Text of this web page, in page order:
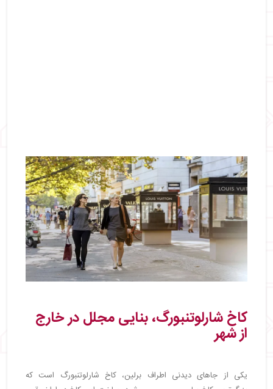
کاخ شارلوتنبورگ، بنایی مجلل در خارج
از شهر
یکی از جاهای دیدنی اطراف برلین، کاخ شارلوتنبورگ است که